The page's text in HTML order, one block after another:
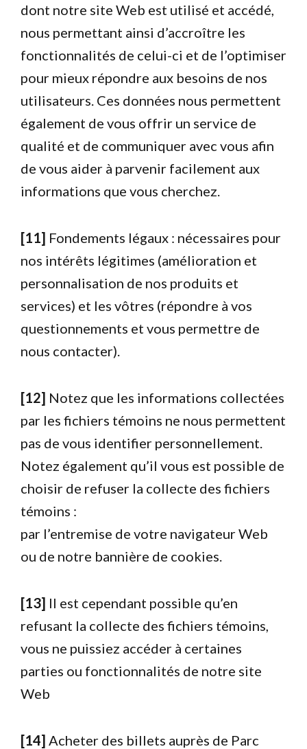
dont notre site Web est utilisé et accédé,
nous permettant ainsi d’accroître les
fonctionnalités de celui-ci et de l’optimiser
pour mieux répondre aux besoins de nos
utilisateurs. Ces données nous permettent
également de vous offrir un service de
qualité et de communiquer avec vous afin
de vous aider à parvenir facilement aux
informations que vous cherchez.
[11] Fondements légaux : nécessaires pour
nos intérêts légitimes (amélioration et
personnalisation de nos produits et
services) et les vôtres (répondre à vos
questionnements et vous permettre de
nous contacter).
[12] Notez que les informations collectées
par les fichiers témoins ne nous permettent
pas de vous identifier personnellement.
Notez également qu’il vous est possible de
choisir de refuser la collecte des fichiers
témoins :
par l’entremise de votre navigateur Web
ou de notre bannière de cookies.
[13] Il est cependant possible qu’en
refusant la collecte des fichiers témoins,
vous ne puissiez accéder à certaines
parties ou fonctionnalités de notre site
Web
[14] Acheter des billets auprès de Parc